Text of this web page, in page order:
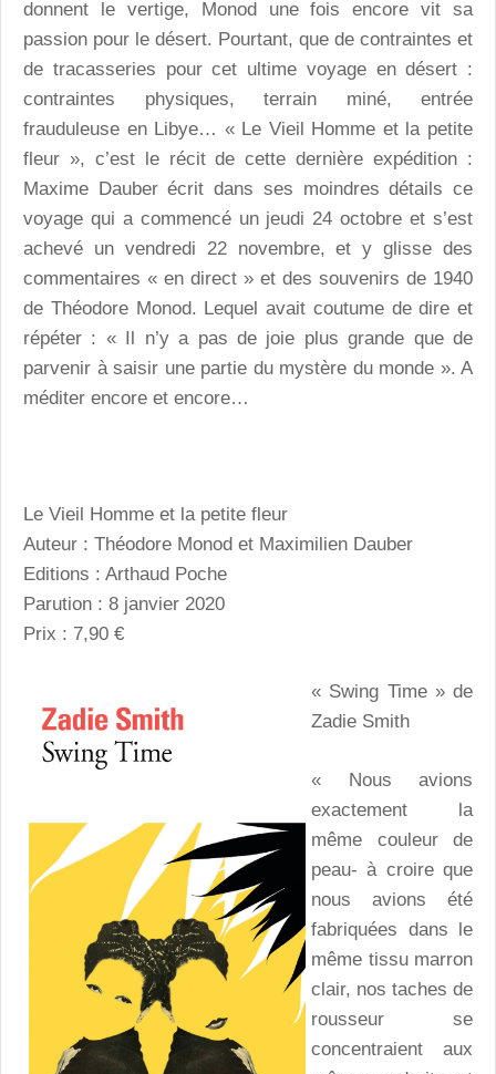
donnent le vertige, Monod une fois encore vit sa
passion pour le désert. Pourtant, que de contraintes et
de tracasseries pour cet ultime voyage en désert :
contraintes physiques, terrain miné, entrée
frauduleuse en Libye… « Le Vieil Homme et la petite
fleur », c’est le récit de cette dernière expédition :
Maxime Dauber écrit dans ses moindres détails ce
voyage qui a commencé un jeudi 24 octobre et s’est
achevé un vendredi 22 novembre, et y glisse des
commentaires « en direct » et des souvenirs de 1940
de Théodore Monod. Lequel avait coutume de dire et
répéter : « Il n’y a pas de joie plus grande que de
parvenir à saisir une partie du mystère du monde ». A
méditer encore et encore…
Le Vieil Homme et la petite fleur
Auteur : Théodore Monod et Maximilien Dauber
Editions : Arthaud Poche
Parution : 8 janvier 2020
Prix : 7,90 €
« Swing Time » de
Zadie Smith
« Nous avions
exactement la
même couleur de
peau- à croire que
nous avions été
fabriquées dans le
même tissu marron
clair, nos taches de
rousseur se
concentraient aux